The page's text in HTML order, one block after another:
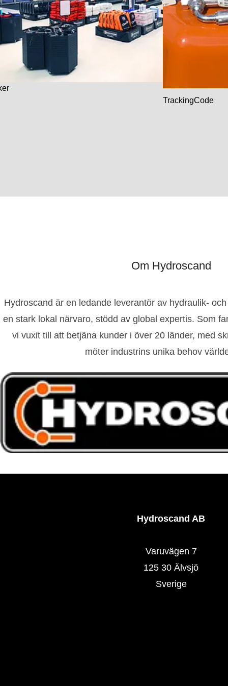
TrackingCode
Om Hydroscand
Hydroscand är en ledande leverantör av hydraulik-
en stark lokal närvaro, stödd av global expertis. Som
vi vuxit till att betjäna kunder i över 20 länder, med
möter industrins unika behov
Hydroscand AB
Varuvägen 7
125 30 Älvsjö
Sverige